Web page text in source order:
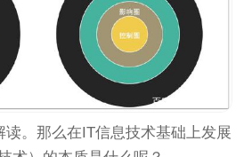
读。那么在IT信息技术基础上发展